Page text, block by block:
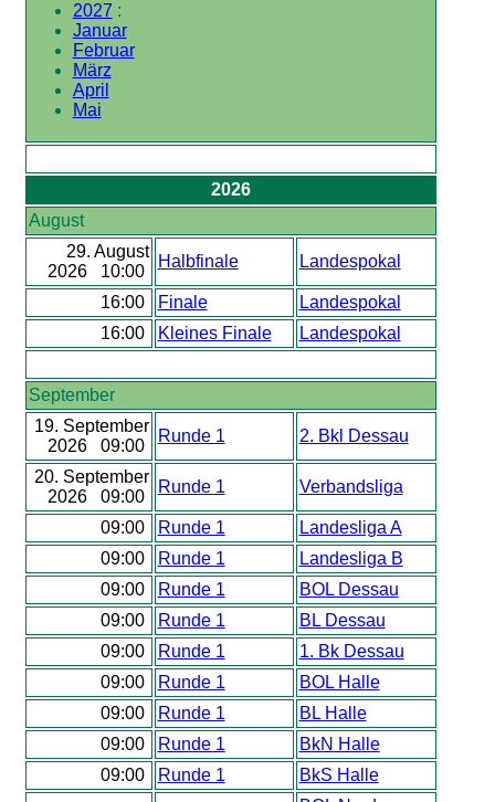
2027 :
Januar
Februar
März
April
Mai
2026
August
29. August
2026 10:00
Halbfinale Landespokal
16:00 Finale
Landespokal
16:00
Kleines Finale Landespokal
September
19. September
2026 09:00
Runde 1 2. Bkl Dessau
20. September
2026 09:00
Runde 1 Verbandsliga
09:00 Runde 1
Landesliga A
09:00
Runde 1
Landesliga B
09:00
Runde 1
BOL Dessau
09:00
Runde 1
BL Dessau
09:00
Runde 1
1. Bk Dessau
09:00
Runde 1
BOL Halle
09:00
Runde 1
BL Halle
09:00
Runde 1
BkN Halle
09:00
Runde 1
BkS Halle